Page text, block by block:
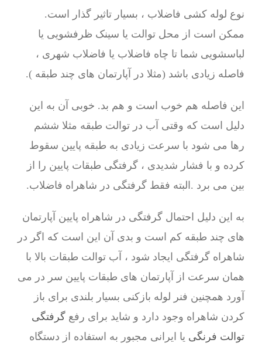
نوع لوله کشی فاضلاب ، بسیار تاثیر گذار است.
ممکن است از محل توالت یا سینک ظرفشویی یا
لباسشویی شما تا چاه فاضلاب یا فاضلاب شهری ،
فاصله زیادی باشد (مثلا در آپارتمان های چند طبقه ).
این فاصله هم خوب است و هم بد. خوبی آن به این
دلیل است که وقتی آب در توالت طبقه مثلا ششم
رها می شود با سرعت زیادی به طبقه پایین سقوط
کرده و با فشار شدیدی ، گرفتگی طبقات پایین را از
بین می برد .البته فقط گرفتگی در شاهراه فاضلاب.
به این دلیل احتمال گرفتگی در شاهراه پایین آپارتمان
های چند طبقه کم است و بدی آن این است که اگر در
شاهراه گرفتگی ایجاد شود ، آب توالت طبقات بالا با
همان سرعت از آپارتمان های طبقات پایین سر در می
آورد همچنین فنر لوله بازکنی بسیار بلندی برای باز
کردن شاهراه وجود دارد و شاید برای رفع گرفتگی
توالت فرنگی یا ایرانی مجبور به استفاده از دستگاه